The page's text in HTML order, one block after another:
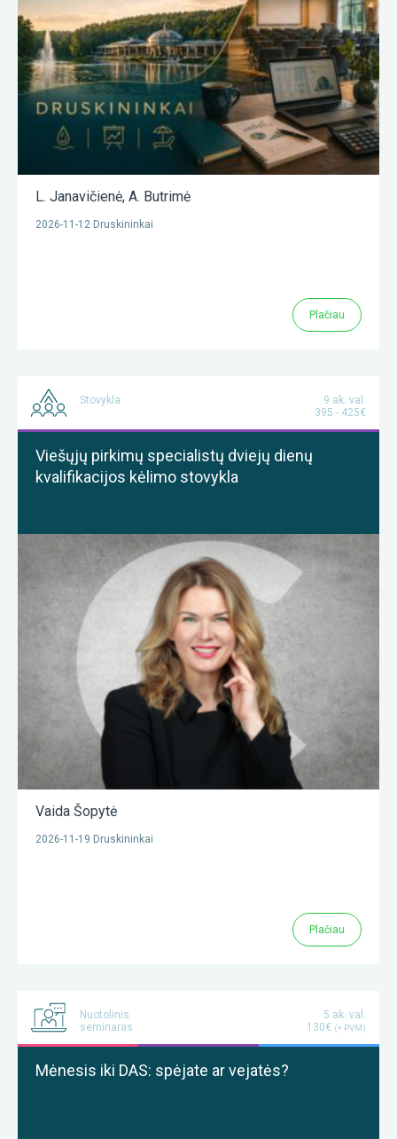
L. Janavičienė, A. Butrimė
2026-11-12 Druskininkai
Plačiau
Stovykla
9 ak. val.
395 - 425€
Viešųjų pirkimų specialistų dviejų dienų
kvalifikacijos kėlimo stovykla
Vaida Šopytė
2026-11-19 Druskininkai
Plačiau
Nuotolinis
seminaras
5 ak. val.
130€ (+ PVM)
Mėnesis iki DAS: spėjate ar vejatės?